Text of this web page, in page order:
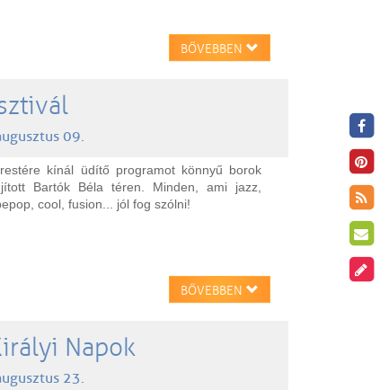
BŐVEBBEN
09.
kínál üdítő programot könnyű borok
Bartók Béla téren. Minden, ami jazz,
cool, fusion... jól fog szólni!
BŐVEBBEN
Napok
23.